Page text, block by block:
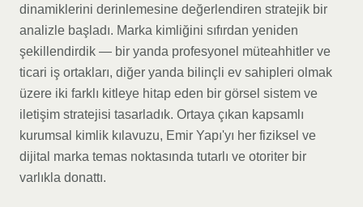
dinamiklerini derinlemesine değerlendiren stratejik bir
analizle başladı. Marka kimliğini sıfırdan yeniden
şekillendirdik — bir yanda profesyonel müteahhitler ve
ticari iş ortakları, diğer yanda bilinçli ev sahipleri olmak
üzere iki farklı kitleye hitap eden bir görsel sistem ve
iletişim stratejisi tasarladık. Ortaya çıkan kapsamlı
kurumsal kimlik kılavuzu, Emir Yapı'yı her fiziksel ve
dijital marka temas noktasında tutarlı ve otoriter bir
varlıkla donattı.